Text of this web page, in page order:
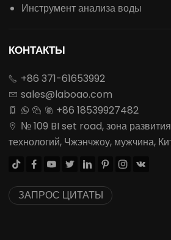
Инструмент анализа воды
КОНТАКТЫ
 +86 371-61653992
 sales@laboao.com
    +86 18539927482

№ 109 BI set road, зона
технологий, Чжэнчжоу, мужчина,
       
ЗАПРОС ЦИТАТЫ